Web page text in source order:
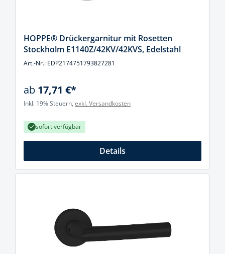
HOPPE® Drückergarnitur mit Rosetten
Stockholm E1140Z/42KV/42KVS, Edelstahl
Art.-Nr.: EDP2174751793827281
ab 17,71 €*
Inkl. 19% Steuern, exkl. Versandkosten
sofort verfügbar
Details